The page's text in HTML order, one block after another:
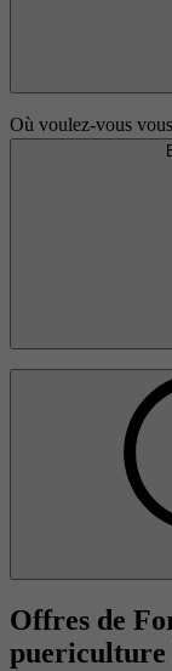
Où voulez-vous
Offres de